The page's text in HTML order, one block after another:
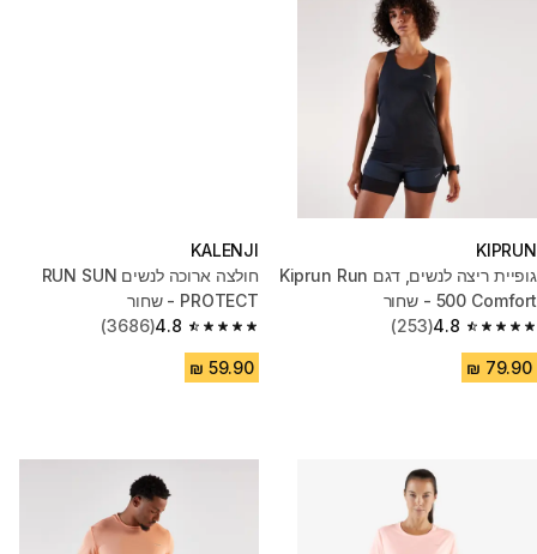
KIPRUN
גופיית ריצה לנשים, דגם Kiprun Run
500 Comfort - שחור
4.8
4.8 out of 5 stars from 253 reviews
(253)
KALENJI
חולצה ארוכה לנשים RUN SUN
PROTECT - שחור
4.8
4.8 out of 5 stars from 3686 reviews
(3686)